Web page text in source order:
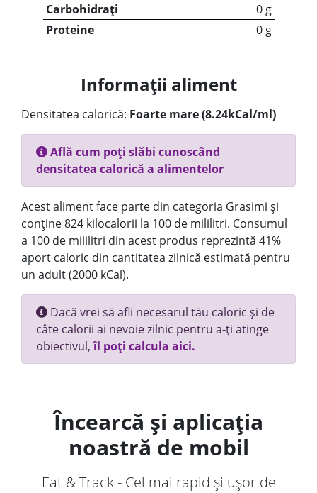
Carbohidrați
0 g
Proteine
0 g
Informații aliment
Densitatea calorică: Foarte mare (8.24kCal/ml)
Află cum poți slăbi cunoscând
densitatea calorică a alimentelor
Acest aliment face parte din categoria Grasimi și
conține 824 kilocalorii la 100 de mililitri. Consumul
a 100 de mililitri din acest produs reprezintă 41%
aport caloric din cantitatea zilnică estimată pentru
un adult (2000 kCal).
Dacă vrei să afli necesarul tău caloric și de
câte calorii ai nevoie zilnic pentru a-ți atinge
obiectivul,îl poți calcula aici.
Încearcă și aplicația
noastră de mobil
Eat & Track - Cel mai rapid și ușor de